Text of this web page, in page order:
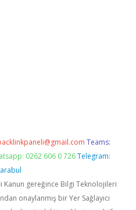
Teams:
0262 606 0 726 Telegram:
Kanun gereğince Bilgi Teknolojileri
onaylanmış bir Yer Sağlayıcı